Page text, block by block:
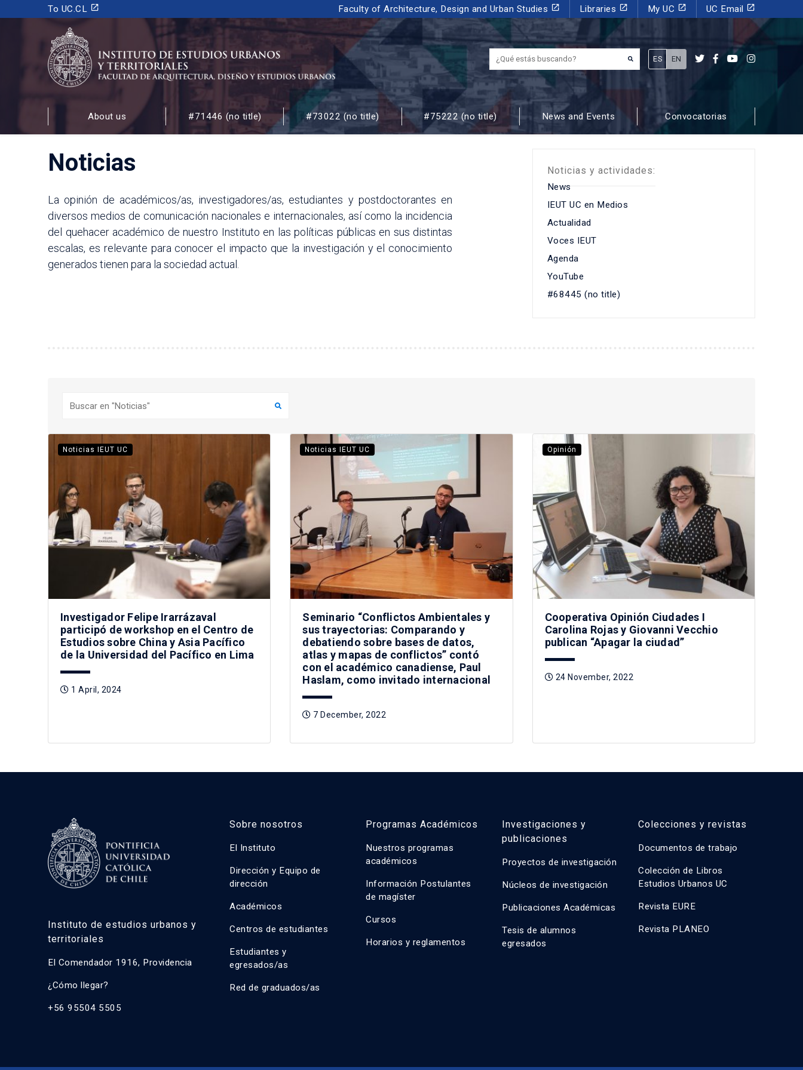
To UC.CL launch Faculty of Architecture, Design and Urban Studies launch Libraries launch My UC launch UC Email launch
INSTITUTO DE ESTUDIOS URBANOS
Y TERRITORIALES
FACULTAD DE ARQUITECTURA, DISEÑO Y ESTUDIOS URBANOS
¿Qué estás buscando?
ES EN
About us #71446 (no title) #73022 (no title) #75222 (no title) News and Events Convocatorias
Noticias
La opinión de académicos/as, investigadores/as, estudiantes y postdoctorantes en
diversos medios de comunicación nacionales e internacionales, así como la incidencia
del quehacer académico de nuestro Instituto en las políticas públicas en sus distintas
escalas, es relevante para conocer el impacto que la investigación y el conocimiento
generados tienen para la sociedad actual.
Noticias y actividades:
News
IEUT UC en Medios
Actualidad
Voces IEUT
Agenda
YouTube
#68445 (no title)
Noticias IEUT UC
Investigador Felipe Irarrázaval
participó de workshop en el Centro de
Estudios sobre China y Asia Pacífico
de la Universidad del Pacífico en Lima
1 April, 2024
Noticias IEUT UC
Seminario “Conflictos Ambientales y
sus trayectorias: Comparando y
debatiendo sobre bases de datos,
atlas y mapas de conflictos” contó
con el académico canadiense, Paul
Haslam, como invitado internacional
7 December, 2022
Opinión
Cooperativa Opinión Ciudades I
Carolina Rojas y Giovanni Vecchio
publican “Apagar la ciudad”
24 November, 2022
Instituto de estudios urbanos y
territoriales
El Comendador 1916, Providencia
¿Cómo llegar?
+56 95504 5505
Sobre nosotros
El Instituto
Dirección y Equipo de
dirección
Académicos
Centros de estudiantes
Estudiantes y
egresados/as
Red de graduados/as
Programas Académicos
Nuestros programas
académicos
Información Postulantes
de magíster
Cursos
Horarios y reglamentos
Investigaciones y
publicaciones
Proyectos de investigación
Núcleos de investigación
Publicaciones Académicas
Tesis de alumnos
egresados
Colecciones y revistas
Documentos de trabajo
Colección de Libros
Estudios Urbanos UC
Revista EURE
Revista PLANEO